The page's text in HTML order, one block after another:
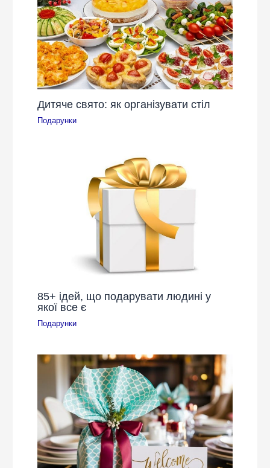
Дитяче свято: як організувати стіл
Подарунки
85+ ідей, що подарувати людині у
якої все є
Подарунки